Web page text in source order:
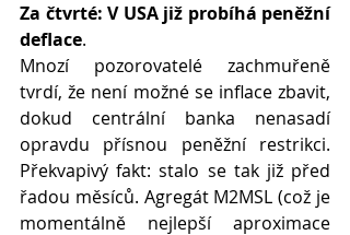
Za čtvrté: V USA již probíhá peněžní
deflace.
Mnozí pozorovatelé zachmuřeně
tvrdí, že není možné se inflace zbavit,
dokud centrální banka nenasadí
opravdu přísnou peněžní restrikci.
Překvapivý fakt: stalo se tak již před
řadou měsíců. Agregát M2MSL (což je
momentálně nejlepší aproximace